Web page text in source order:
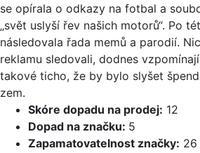
se opírala o odkazy na fotbal a
„svět uslyší řev našich motorů“. Po
následovala řada memů a parodií.
reklamu sledovali, dodnes
takové ticho, že by bylo slyšet
zem.
Skóre dopadu na prodej: 12
Dopad na značku: 5
Zapamatovatelnost značky: 26